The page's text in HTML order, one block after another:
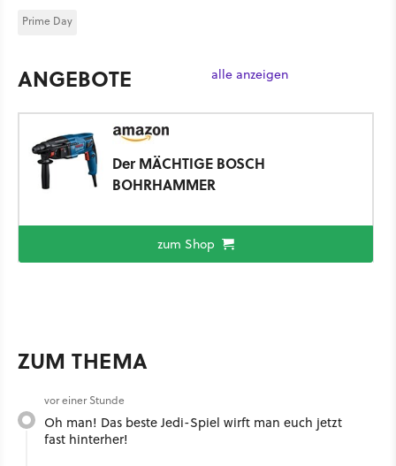
Prime Day
ANGEBOTE alle anzeigen
Der MÄCHTIGE BOSCH
BOHRHAMMER
zum Shop
ZUM THEMA
vor einer Stunde
Oh man! Das beste Jedi-Spiel wirft man euch jetzt
fast hinterher!